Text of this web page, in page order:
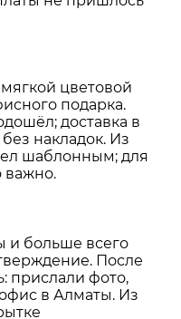
цветовой
подарка.
доставка в
накладок. Из
шаблонным; для
важно.
и больше всего
После
прислали фото,
в Алматы. Из